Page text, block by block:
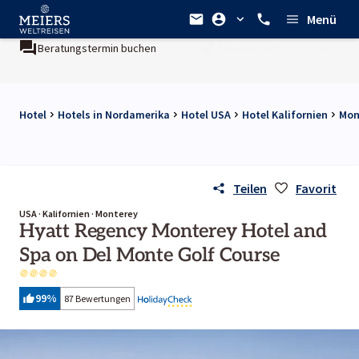
Menü
buchen Ein Unternehmen der
Hotel Hotels in Nordamerika Hotel USA Hotel Kalifornien
Teilen Favorit
USA · Kalifornien · Monterey
Hyatt Regency Monterey Hotel and
Spa on Del Monte Golf Course
99% 87 Bewertungen